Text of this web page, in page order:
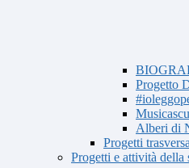
Progetto
Alberi di
Progetti
Progetti e attività della